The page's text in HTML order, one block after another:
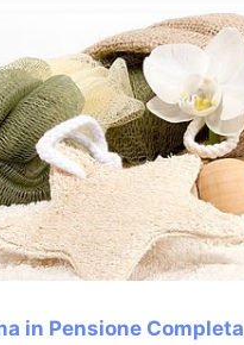
in Pensione Completa